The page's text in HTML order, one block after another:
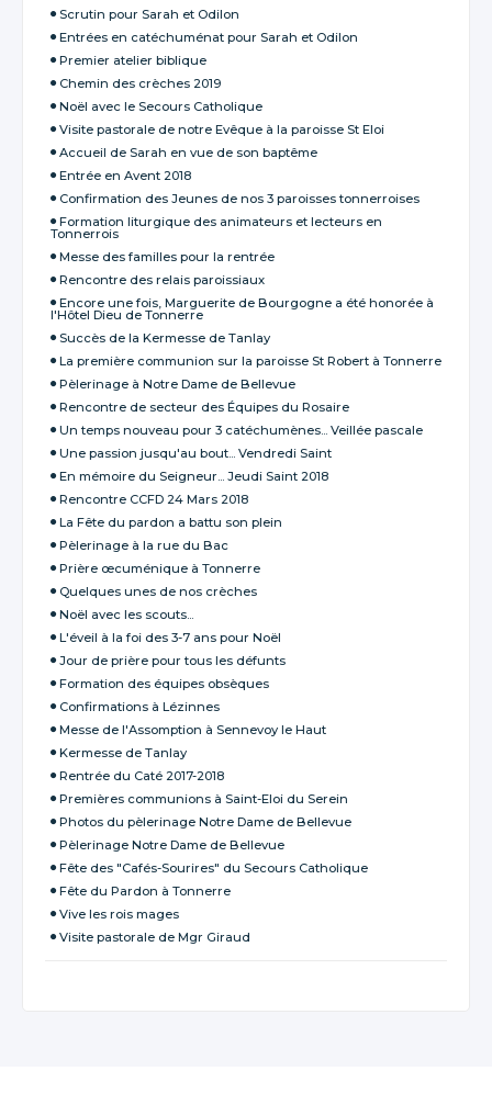
Scrutin pour Sarah et Odilon
Entrées en catéchuménat pour Sarah et Odilon
Premier atelier biblique
Chemin des crèches 2019
Noël avec le Secours Catholique
Visite pastorale de notre Evêque à la paroisse St Eloi
Accueil de Sarah en vue de son baptême
Entrée en Avent 2018
Confirmation des Jeunes de nos 3 paroisses tonnerroises
Formation liturgique des animateurs et lecteurs en
Tonnerrois
Messe des familles pour la rentrée
Rencontre des relais paroissiaux
Encore une fois, Marguerite de Bourgogne a été honorée à
l'Hôtel Dieu de Tonnerre
Succès de la Kermesse de Tanlay
La première communion sur la paroisse St Robert à Tonnerre
Pèlerinage à Notre Dame de Bellevue
Rencontre de secteur des Équipes du Rosaire
Un temps nouveau pour 3 catéchumènes... Veillée pascale
Une passion jusqu'au bout... Vendredi Saint
En mémoire du Seigneur... Jeudi Saint 2018
Rencontre CCFD 24 Mars 2018
La Fête du pardon a battu son plein
Pèlerinage à la rue du Bac
Prière œcuménique à Tonnerre
Quelques unes de nos crèches
Noël avec les scouts...
L'éveil à la foi des 3-7 ans pour Noël
Jour de prière pour tous les défunts
Formation des équipes obsèques
Confirmations à Lézinnes
Messe de l'Assomption à Sennevoy le Haut
Kermesse de Tanlay
Rentrée du Caté 2017-2018
Premières communions à Saint-Eloi du Serein
Photos du pèlerinage Notre Dame de Bellevue
Pèlerinage Notre Dame de Bellevue
Fête des "Cafés-Sourires" du Secours Catholique
Fête du Pardon à Tonnerre
Vive les rois mages
Visite pastorale de Mgr Giraud